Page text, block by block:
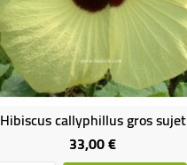
Hibiscus callyphillus gros sujet
33,00 €Prix